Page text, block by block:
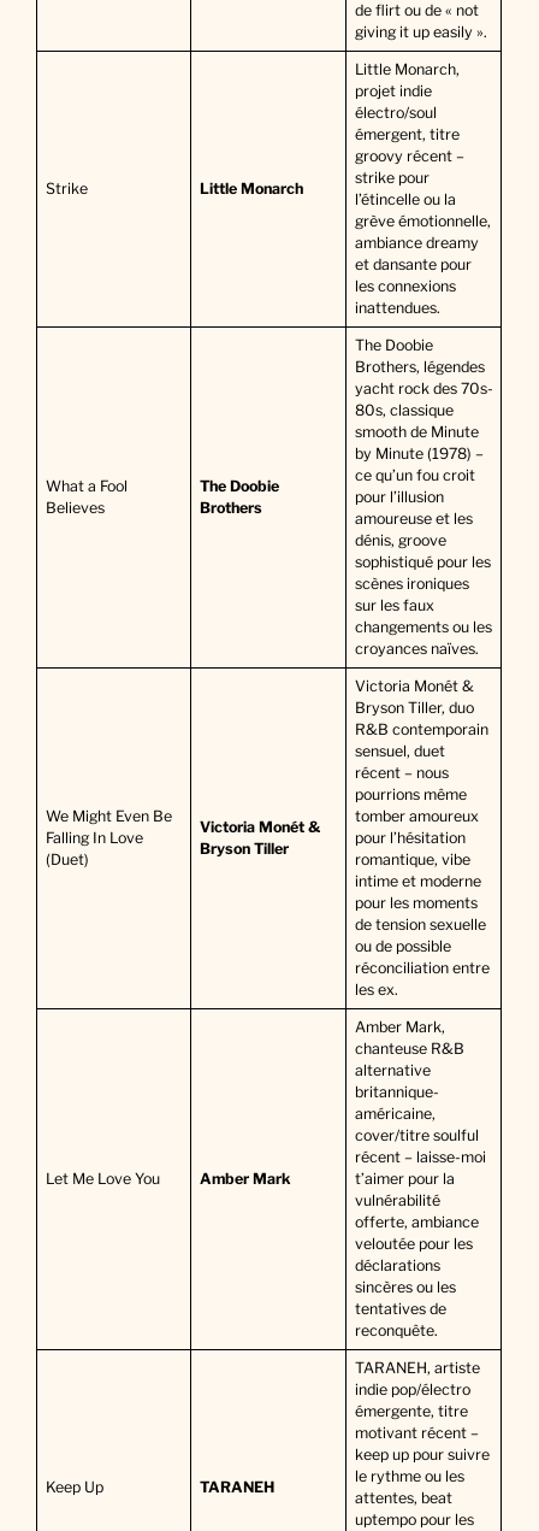
de flirt ou de « not
giving it up easily ».
Strike Little Monarch
Little Monarch,
projet indie
électro/soul
émergent, titre
groovy récent –
strike pour
l’étincelle ou la
grève émotionnelle,
ambiance dreamy
et dansante pour
les connexions
inattendues.
What a Fool
Believes
The Doobie
Brothers
The Doobie
Brothers, légendes
yacht rock des 70s-
80s, classique
smooth de Minute
by Minute (1978) –
ce qu’un fou croit
pour l’illusion
amoureuse et les
dénis, groove
sophistiqué pour les
scènes ironiques
sur les faux
changements ou les
croyances naïves.
We Might Even Be
Falling In Love
(Duet)
Victoria Monét &
Bryson Tiller
Victoria Monét &
Bryson Tiller, duo
R&B contemporain
sensuel, duet
récent – nous
pourrions même
tomber amoureux
pour l’hésitation
romantique, vibe
intime et moderne
pour les moments
de tension sexuelle
ou de possible
réconciliation entre
les ex.
Let Me Love You Amber Mark
Amber Mark,
chanteuse R&B
alternative
britannique-
américaine,
cover/titre soulful
récent – laisse-moi
t’aimer pour la
vulnérabilité
offerte, ambiance
veloutée pour les
déclarations
sincères ou les
tentatives de
reconquête.
Keep Up TARANEH
TARANEH, artiste
indie pop/électro
émergente, titre
motivant récent –
keep up pour suivre
le rythme ou les
attentes, beat
uptempo pour les